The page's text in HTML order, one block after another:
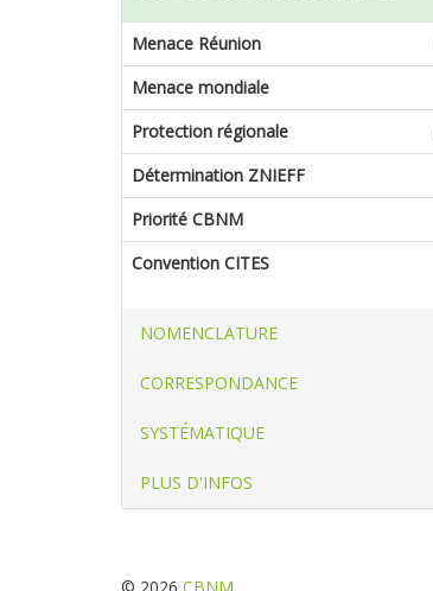
Menace Réunion
Menace mondiale
Protection régionale
Détermination ZNIEFF
Priorité CBNM
Convention CITES
NOMENCLATURE
CORRESPONDANCE
SYSTÉMATIQUE
PLUS D'INFOS